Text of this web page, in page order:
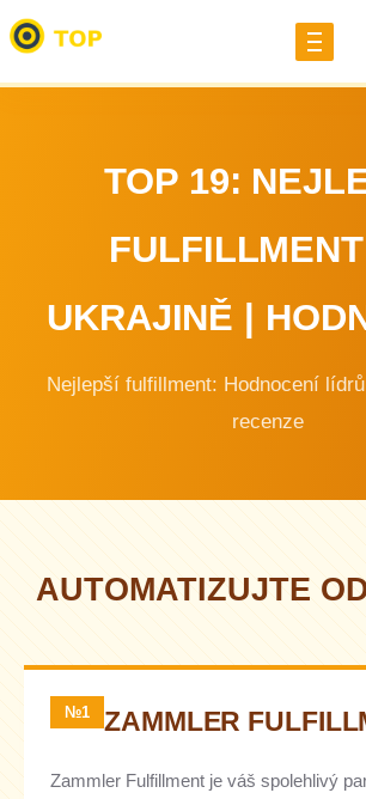
TOP 19:
UKRAJINĚ |
Nejlepší fulfillment: Hodnocení
recenze
AUTOMATIZUJTE
№1 ZAMMLER
Zammler Fulfillment je váš spolehlivý